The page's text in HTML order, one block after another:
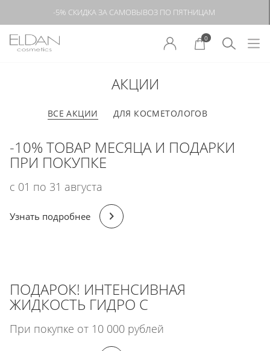
-5% СКИДКА ЗА САМОВЫВОЗ ПО ПЯТНИЦАМ
0
АКЦИИ
ВСЕ АКЦИИ ДЛЯ КОСМЕТОЛОГОВ
-10% ТОВАР МЕСЯЦА И ПОДАРКИ
ПРИ ПОКУПКЕ
с 01 по 31 августа
Узнать подробнее
ПОДАРОК! ИНТЕНСИВНАЯ
ЖИДКОСТЬ ГИДРО С
При покупке от 10 000 рублей